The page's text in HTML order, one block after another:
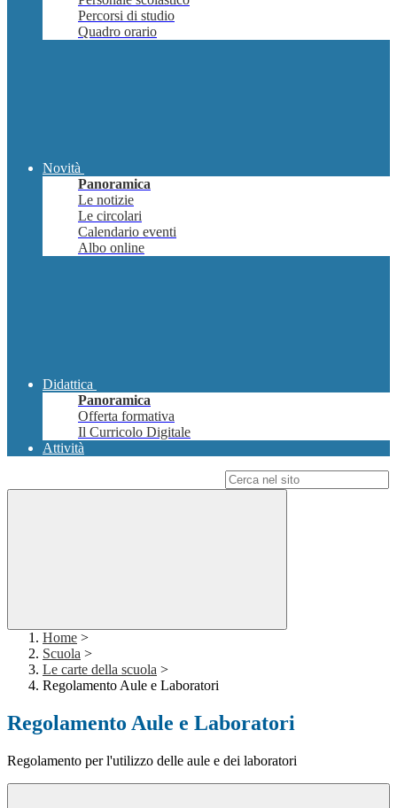
Percorsi di studio
Quadro orario
Novità
Panoramica
Le notizie
Le circolari
Calendario eventi
Albo online
Didattica
Panoramica
Offerta formativa
Il Curricolo Digitale
Attività
Home >
Scuola >
Le carte della scuola >
Regolamento Aule e Laboratori
Regolamento Aule e Laboratori
Regolamento per l'utilizzo delle aule e dei laboratori